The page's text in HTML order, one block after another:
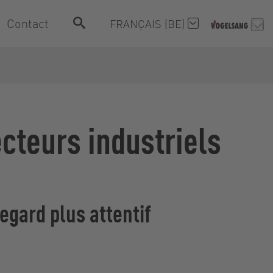
Contact FRANÇAIS (BE)
industriels
plus attentif